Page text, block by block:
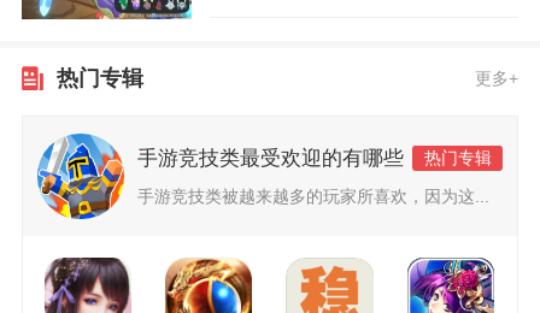
热门专辑 更多+
手游竞技类最受欢迎的有哪些
热门专辑
手游竞技类被越来越多的玩家所喜欢，因为这...